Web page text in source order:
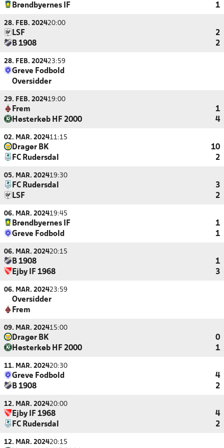
Brøndbyernes IF
1
28. FEB. 202420:00
LSF
2
B 1908
2
28. FEB. 202423:59
Greve Fodbold
Oversidder
29. FEB. 202419:00
Frem
1
Høsterkøb HF 2000
4
02. MAR. 202411:15
Dragør BK
10
FC Rudersdal
2
05. MAR. 202419:30
FC Rudersdal
3
LSF
2
06. MAR. 202419:45
Brøndbyernes IF
1
Greve Fodbold
1
06. MAR. 202420:15
B 1908
1
Ejby IF 1968
3
06. MAR. 202423:59
Oversidder
Frem
09. MAR. 202415:00
Dragør BK
0
Høsterkøb HF 2000
1
11. MAR. 202420:30
Greve Fodbold
4
B 1908
2
12. MAR. 202420:00
Ejby IF 1968
4
FC Rudersdal
2
12. MAR. 202420:15